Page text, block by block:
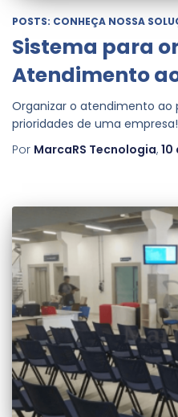
POSTS: CONHEÇA NOSSA
Sistema para
Atendimento
Organizar o atendimento ao
prioridades de uma empresa!
Por MarcaRS Tecnologia, 10